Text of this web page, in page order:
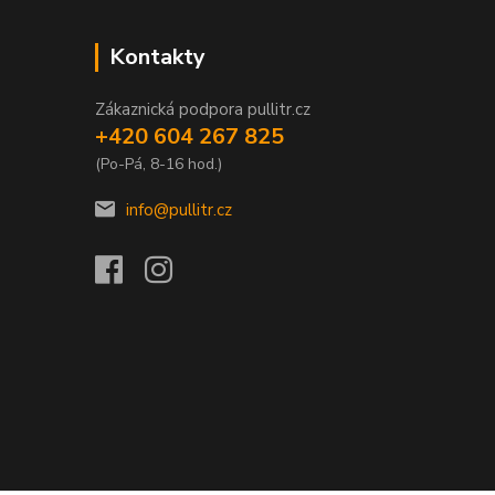
Kontakty
Zákaznická podpora pullitr.cz
+420 604 267 825
(Po-Pá, 8-16 hod.)
info@pullitr.cz